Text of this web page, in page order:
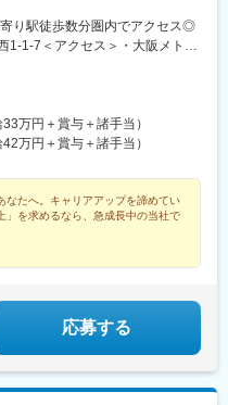
り駅徒歩数分圏内でアクセス◎
1-1-7＜アクセス＞・大阪メトロ
鴫野駅」徒歩9分※受動喫煙防止
万円＋賞与＋諸手当）
万円＋賞与＋諸手当）
なたへ。キャリアアップを諦めてい
」を求めるなら、急成長中の当社で
て働ける
応募する